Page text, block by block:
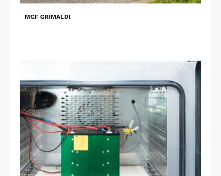
MGF GRIMALDI